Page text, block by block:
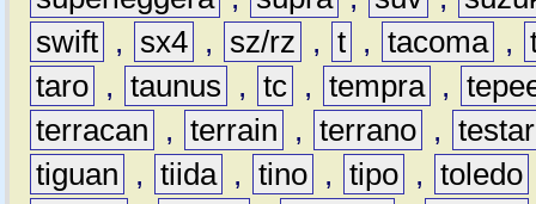
swift , sx4 , sz/rz , t , tacoma ,
taro , taunus , tc , tempra ,
terracan
, terrain , terrano ,
tiguan
, tiida , tino , tipo , toledo